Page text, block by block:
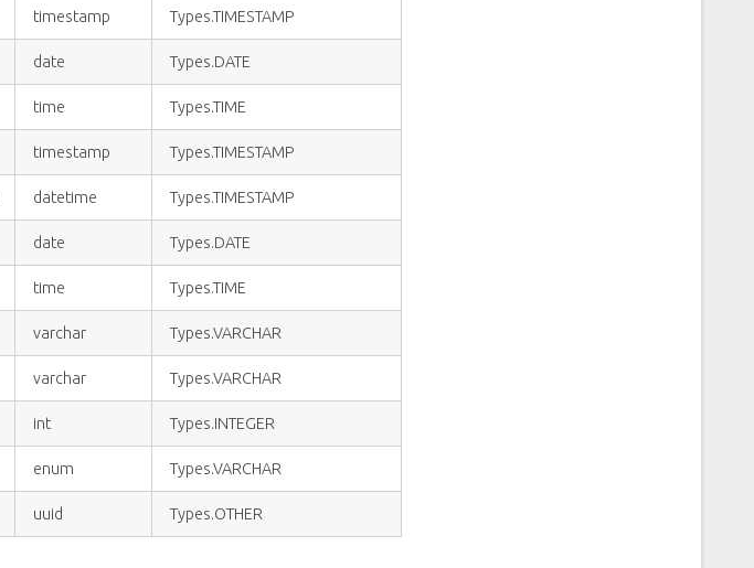
timestamp Types.TIMESTAMP
date Types.DATE
time Types.TIME
timestamp Types.TIMESTAMP
datetime Types.TIMESTAMP
date Types.DATE
time Types.TIME
varchar Types.VARCHAR
varchar Types.VARCHAR
int Types.INTEGER
enum Types.VARCHAR
uuid Types.OTHER